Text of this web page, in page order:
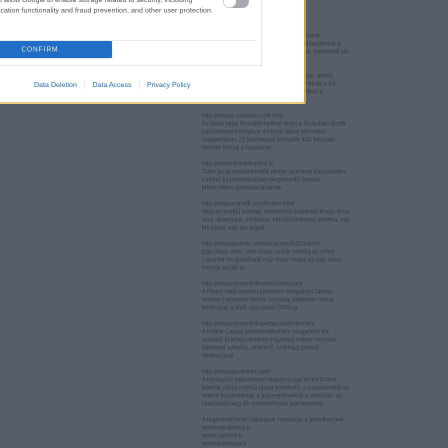
functionality and fraud prevention, and other user protection.
CONFIRM
Data Deletion Data Access Privacy Policy
http://www.italianistica.info/
Két, italianisztikai kutatásra specializálódott
információs portál - számos információt nyújtanak a
legújabb publikációkról, konferenciákról, esszékről stb.
http://digilander.libero.it/letteratura/
Könnyen áttkinthető irodalomkritikai oldal, amely
műelemzéseket és szerzői életrajzokat kínál a XX.
század elejéről. Célközönsége elsősorban a
http://www.e-codices.unifr.ch/it
Az oldal célja hozzáférhetővé tenni a Svájcban őrzött
valamennyi középkori és kora újkori kéziratot.
Napjainkban 21 különböző könyvtár 488 kézirata
férhető hozzá a honlapon.
http://www.librettidopera.it/
Több tucat operalibrettót, illetve operával kapcsolatos
híreket és információkat megjelenítő honlap,
kifejezetten operabarátoknak.
http://www.scaruffi.com/iindex.html
Vegyes profilú honlap: mindenből található itt egy kicsi:
rock, avangárd, irodalom, képzőművészet, politika, egy
kis olasz, egy kis angol...
http://www.gamoto.net/dizionario%2Dlatino/
Egy olasz-latin, latin-olasz szótár mindig jól jöhet.
Ugyanitt megtalálható egy olasz-angol és egy olasz-
francia szótár is.
http://www.myword.it/opera/dictionary
A Pietro Gelli szerkesztésében megjelent Opera-
lexikon ingyenes online verziója, többezer opera
leírásával a XVII. századtól 2000-ig.
http://www.myword.it/spettacolo/dictionary
A Felice Ceppa szerkesztésében megjelent XX.
századi színházi lexikon ingyenes online verziója,
többezer színész, rendező, színházi szerző
életrajzával.
http://www.quotidiani.net/
A honlapon valamennyi olaszországi és külföldön
kiadott, olasz nyelvű újság fellelhető, a napilapoktól az
online folyóiratokig, a képregényektől a televízió- és
rádióadásokig és meteorológiai jelentésekig.
A legjelentősebb napilapok honlapjai a következőek:
www.repubblica.it
www.corriere.it
www.lastampa.it